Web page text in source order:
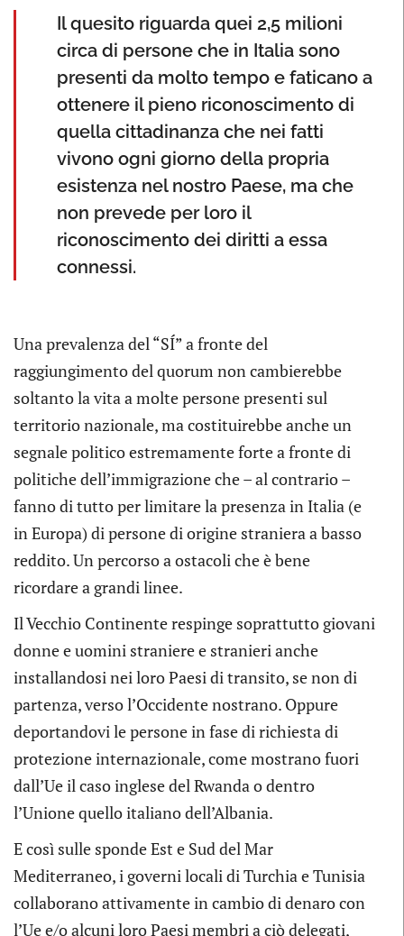
Il quesito riguarda quei 2,5 milioni
circa di persone che in Italia sono
presenti da molto tempo e faticano a
ottenere il pieno riconoscimento di
quella cittadinanza che nei fatti
vivono ogni giorno della propria
esistenza nel nostro Paese, ma che
non prevede per loro il
riconoscimento dei diritti a essa
connessi.
Una prevalenza del “SÍ” a fronte del
raggiungimento del quorum non cambierebbe
soltanto la vita a molte persone presenti sul
territorio nazionale, ma costituirebbe anche un
segnale politico estremamente forte a fronte di
politiche dell’immigrazione che – al contrario –
fanno di tutto per limitare la presenza in Italia (e
in Europa) di persone di origine straniera a basso
reddito. Un percorso a ostacoli che è bene
ricordare a grandi linee.
Il Vecchio Continente respinge soprattutto giovani
donne e uomini straniere e stranieri anche
installandosi nei loro Paesi di transito, se non di
partenza, verso l’Occidente nostrano. Oppure
deportandovi le persone in fase di richiesta di
protezione internazionale, come mostrano fuori
dall’Ue il caso inglese del Rwanda o dentro
l’Unione quello italiano dell’Albania.
E così sulle sponde Est e Sud del Mar
Mediterraneo, i governi locali di Turchia e Tunisia
collaborano attivamente in cambio di denaro con
l’Ue e/o alcuni loro Paesi membri a ciò delegati,